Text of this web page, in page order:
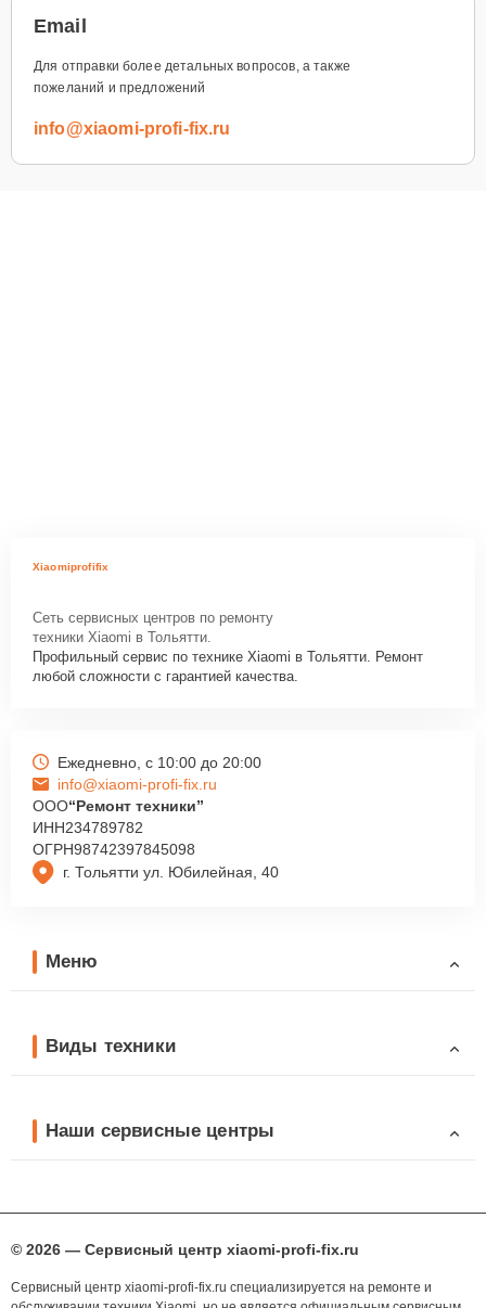
Email
Для отправки более детальных вопросов, а также
пожеланий и предложений
info@xiaomi-profi-fix.ru
Xiaomiprofifix
Сеть сервисных центров по ремонту
техники Xiaomi в Тольятти.
Профильный сервис по технике Xiaomi в Тольятти. Ремонт
любой сложности с гарантией качества.
г. Тольятти ул. Юбилейная, 40
Ежедневно, с 10:00 до 20:00
info@xiaomi-profi-fix.ru
ООО“Ремонт техники”
ИНН234789782
ОГРН98742397845098
Меню
Виды техники
Наши сервисные центры
© 2026 — Сервисный центр xiaomi-profi-fix.ru
Сервисный центр xiaomi-profi-fix.ru специализируется на ремонте и